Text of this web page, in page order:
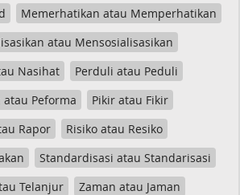
Memerhatikan atau Memperhatikan
atau Mensosialisasikan
Nasihat
Perduli atau Peduli
atau Peforma
Pikir atau Fikir
Rapor
Risiko atau Resiko
Standardisasi atau Standarisasi
Telanjur
Zaman atau Jaman